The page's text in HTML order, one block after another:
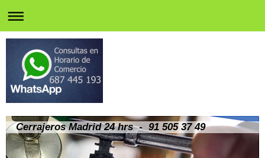
Cerrajeros Madrid 24 hrs - 91 505 37 49